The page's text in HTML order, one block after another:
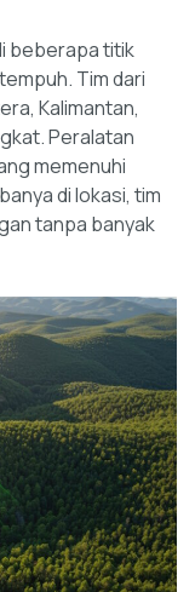
beberapa titik
Tim dari
Kalimantan,
Peralatan
memenuhi
di lokasi, tim
tanpa banyak